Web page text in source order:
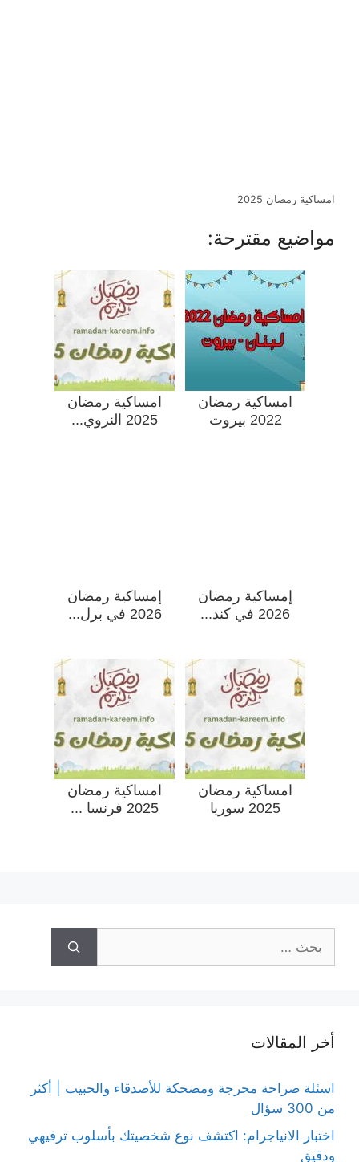
امساكية رمضان 2025
مواضيع مقترحة:
امساكية رمضان
2022 بيروت
امساكية رمضان
2025 النروي...
إمساكية رمضان
2026 في كند...
إمساكية رمضان
2026 في برل...
امساكية رمضان
2025 سوريا
امساكية رمضان
2025 فرنسا ...
عن:
أخر المقالات
اسئلة صراحة محرجة ومضحكة للأصدقاء والحبيب | أكثر
من 300 سؤال
اختبار الانياجرام: اكتشف نوع شخصيتك بأسلوب ترفيهي
ودقيق